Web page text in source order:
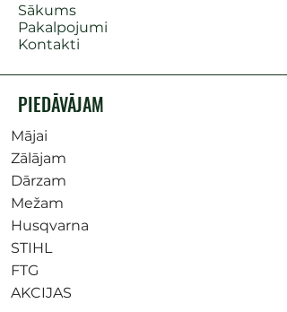
Sākums
Pakalpojumi
Kontakti
PIEDĀVĀJAM
Mājai
Zālājam
Dārzam
Mežam
Husqvarna
STIHL
FTG
AKCIJAS